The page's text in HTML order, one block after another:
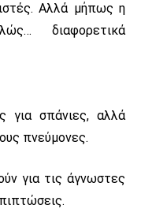
Αλλά μήπως η
διαφορετικά
για σπάνιες, αλλά
πνεύμονες.
για τις άγνωστες